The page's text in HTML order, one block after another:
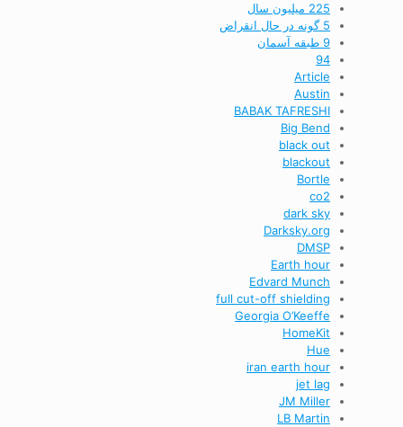
225 میلیون سال
5 گونه در حال انقراض
9 طبقه آسمان
94
Article
Austin
BABAK TAFRESHI
Big Bend
black out
blackout
Bortle
co2
dark sky
Darksky.org
DMSP
Earth hour
Edvard Munch
full cut-off shielding
Georgia O’Keeffe
HomeKit
Hue
iran earth hour
jet lag
JM Miller
LB Martin